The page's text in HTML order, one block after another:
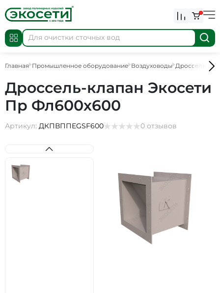
0
Главная Промышленное оборудование Воздуховоды Дроссель-
Дроссель-клапан Экосети
Пр Фл600х600
Артикул: ДКПВППEGSF600 0 отзывов